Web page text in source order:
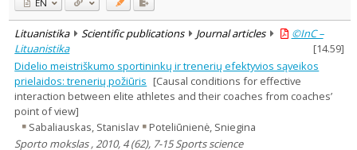
EN
Lituanistika Scientific publications Journal articles
©InC –
Lituanistika
[14.59]
Didelio meistriškumo sportininkų ir trenerių efektyvios sąveikos
prielaidos: trenerių požiūris [Causal conditions for effective
interaction between elite athletes and their coaches from coaches’
point of view]
Sabaliauskas, Stanislav
Poteliūnienė, Sniegina
Sporto mokslas , 2010, 4 (62), 7-15 Sports science